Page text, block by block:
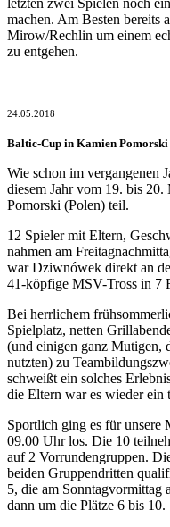
letzten zwei Spielen noch
machen. Am Besten bereits
Mirow/Rechlin um einem
zu entgehen.
24.05.2018
Baltic-Cup in Kamien Pomorski
Wie schon im vergangenen
diesem Jahr vom 19. bis
Pomorski (Polen) teil.
12 Spieler mit Eltern,
nahmen am
war Dziwnówek direkt an
41-köpfige MSV-Tross in 7
Bei herrlichem
Spielplatz, netten
(und einigen ganz Mutigen,
nutzten) zu
schweißt ein solches
die Eltern war es wieder ein
Sportlich ging es für unsere
09.00 Uhr los. Die 10
auf 2 Vorrundengruppen.
beiden Gruppendritten
5, die am Sonntagvormittag
dann um die Plätze 6 bis 10.